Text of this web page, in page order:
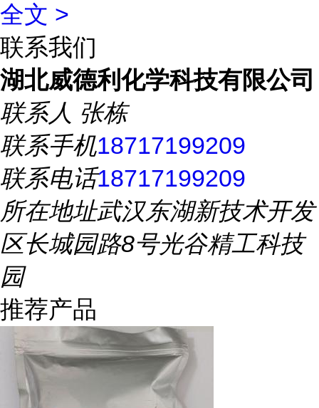
全文 >
联系我们
湖北威德利化学科技有限公司
联系人 张栋
联系手机18717199209
联系电话18717199209
所在地址武汉东湖新技术开发
区长城园路8号光谷精工科技
园
推荐产品